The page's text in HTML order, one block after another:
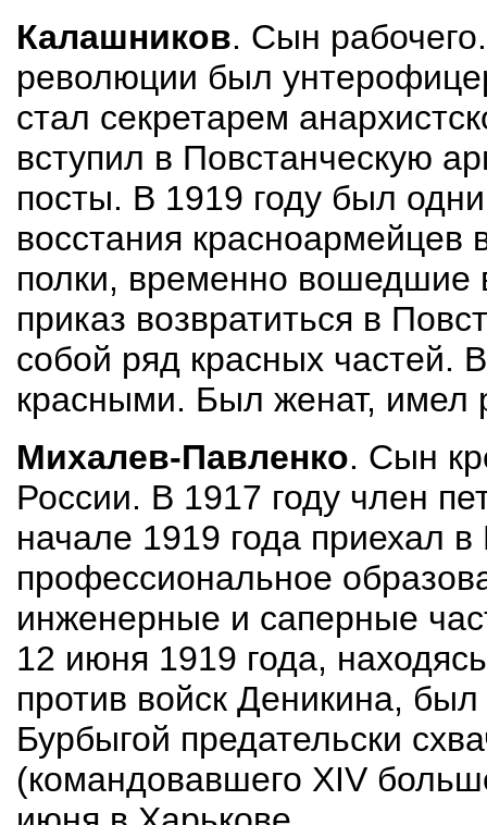
Калашников. Сын
революции был
стал секретарем
вступил в Повстанческую
посты. В 1919 году был
восстания красноармейцев
полки, временно вошедшие
приказ возвратиться в
собой ряд красных частей.
красными. Был женат, имел
Михалев-Павленко. Сын
России. В 1917 году член
начале 1919 года приехал
профессиональное
инженерные и саперные
12 июня 1919 года,
против войск Деникина,
Бурбыгой предательски
(командовавшего XIV